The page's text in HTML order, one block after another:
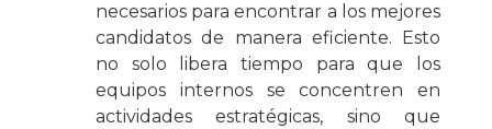
necesarios para encontrar a los mejores
candidatos de manera eficiente. Esto
no solo libera tiempo para que los
equipos internos se concentren en
actividades estratégicas, sino que